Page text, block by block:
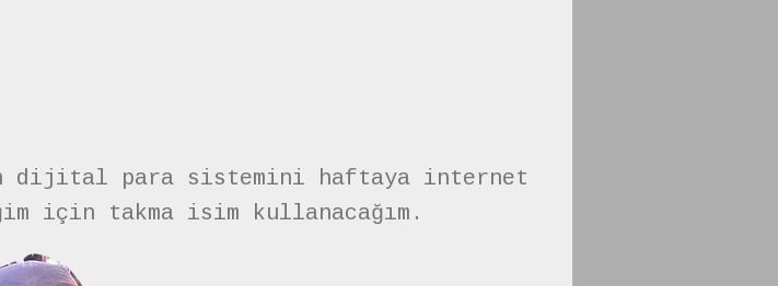
dijital para sistemini haftaya internet
için takma isim kullanacağım.